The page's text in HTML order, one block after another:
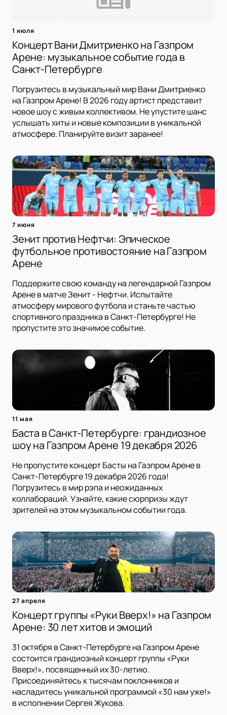
1 июля
Концерт Вани Дмитриенко на Газпром
Арене: музыкальное событие года в
Санкт-Петербурге
Погрузитесь в музыкальный мир Вани Дмитриенко
на Газпром Арене! В 2026 году артист представит
новое шоу с живым коллективом. Не упустите шанс
услышать хиты и новые композиции в уникальной
атмосфере. Планируйте визит заранее!
7 июня
Зенит против Нефтчи: Эпическое
футбольное противостояние на Газпром
Арене
Поддержите свою команду на легендарной Газпром
Арене в матче Зенит - Нефтчи. Испытайте
атмосферу мирового футбола и станьте частью
спортивного праздника в Санкт-Петербурге! Не
пропустите это значимое событие.
11 мая
Баста в Санкт-Петербурге: грандиозное
шоу на Газпром Арене 19 декабря 2026
Не пропустите концерт Басты на Газпром Арене в
Санкт-Петербурге 19 декабря 2026 года!
Погрузитесь в мир рэпа и неожиданных
коллабораций. Узнайте, какие сюрпризы ждут
зрителей на этом музыкальном событии года.
27 апреля
Концерт группы «Руки Вверх!» на Газпром
Арене: 30 лет хитов и эмоций
31 октября в Санкт-Петербурге на Газпром Арене
состоится грандиозный концерт группы «Руки
Вверх!», посвященный их 30-летию.
Присоединяйтесь к тысячам поклонников и
насладитесь уникальной программой «30 нам уже!»
в исполнении Сергея Жукова.